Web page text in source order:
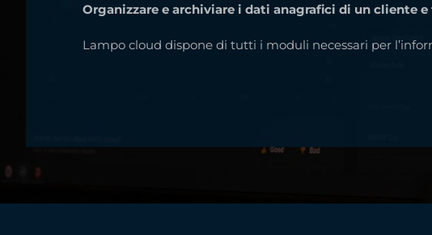
Organizzare e archiviare i dati anagrafici di un cliente
Lampo cloud dispone di tutti i moduli necessari per